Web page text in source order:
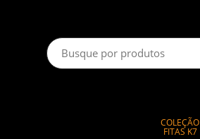
COLEÇÃO
FITAS K7